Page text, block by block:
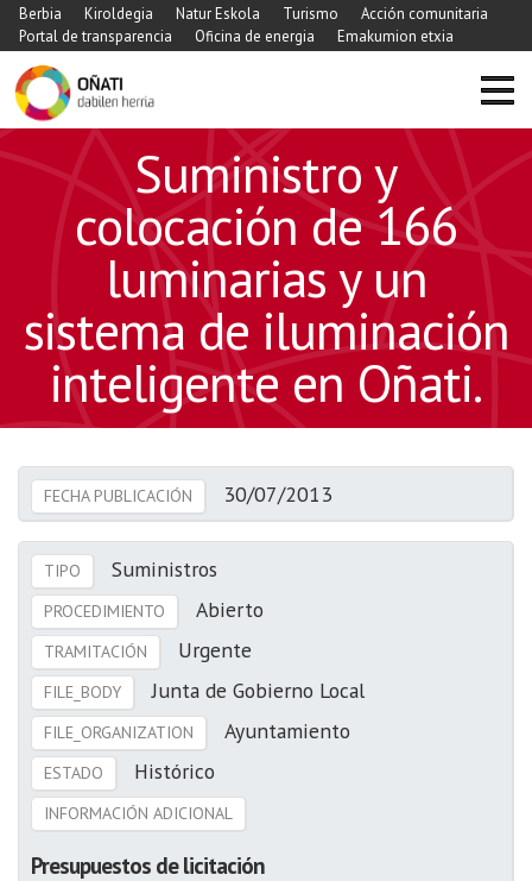
Berbia Kiroldegia Natur Eskola Turismo
Acción comunitaria
Portal de transparencia
Oficina de energia Emakumion etxia
Suministro y
colocación de 166
luminarias y un
sistema de iluminación
inteligente en Oñati.
FECHA PUBLICACIÓN 30/07/2013
TIPO Suministros
PROCEDIMIENTO Abierto
TRAMITACIÓN Urgente
FILE_BODY Junta de Gobierno Local
FILE_ORGANIZATION Ayuntamiento
ESTADO Histórico
INFORMACIÓN ADICIONAL
Presupuestos de licitación